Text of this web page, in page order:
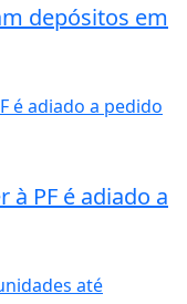
depósitos em
à PF é adiado a